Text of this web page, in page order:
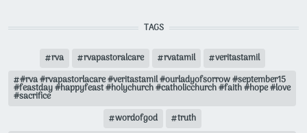
TAGS
rva rvapastoralcare rvatamil
veritastamil
#rva #rvapastorlacare #veritastamil #ourladyofsorrow #september15
#feastday #happyfeast #holychurch #catholicchurch #faith #hope #love
#sacrifice
wordofgod
truth